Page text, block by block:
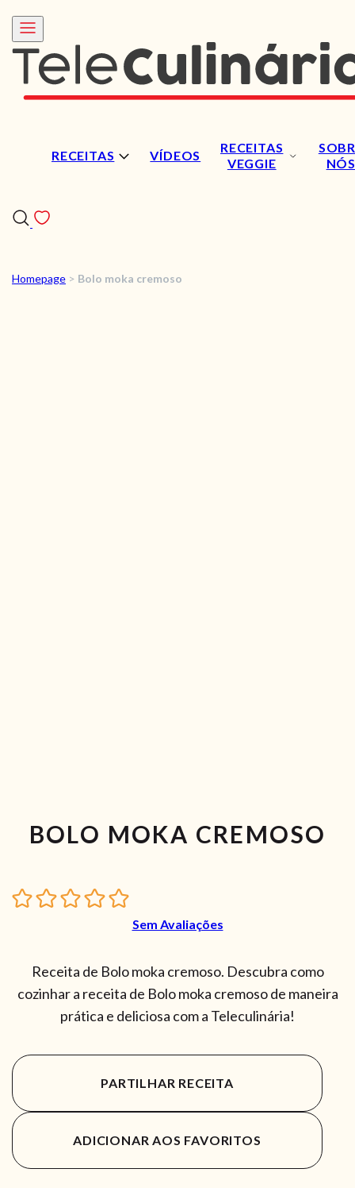
RECEITAS VÍDEOS
RECEITAS
VEGGIE
NÓS
RECEITAS
Homepage > Bolo moka cremoso
BOLO MOKA CREMOSO
Sem Avaliações
Receita de Bolo moka cremoso. Descubra como
cozinhar a receita de Bolo moka cremoso de maneira
prática e deliciosa com a Teleculinária!
PARTILHAR RECEITA
ADICIONAR AOS FAVORITOS